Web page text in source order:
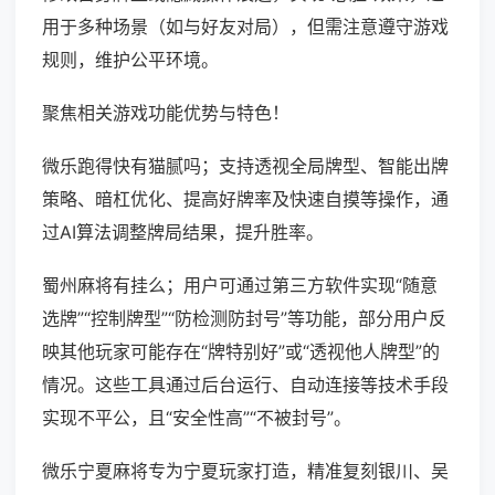
用于多种场景（如与好友对局），但需注意遵守游戏
规则，维护公平环境。
聚焦相关游戏功能优势与特色！
微乐跑得快有猫腻吗；支持透视全局牌型、智能出牌
策略、暗杠优化、提高好牌率及快速自摸等操作，通
过AI算法调整牌局结果，提升胜率。
蜀州麻将有挂么；用户可通过第三方软件实现“随意
选牌”“控制牌型”“防检测防封号”等功能，部分用户反
映其他玩家可能存在“牌特别好”或“透视他人牌型”的
情况。这些工具通过后台运行、自动连接等技术手段
实现不平公，且“安全性高”“不被封号”。
微乐宁夏麻将专为宁夏玩家打造，精准复刻银川、吴